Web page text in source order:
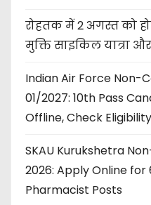
रोहतक में 2 अगस्त को
मुक्ति साइकिल यात्रा
Indian Air Force
01/2027: 10th Pass
Offline, Check
SKAU Kurukshetra
2026: Apply Online for
Pharmacist Posts